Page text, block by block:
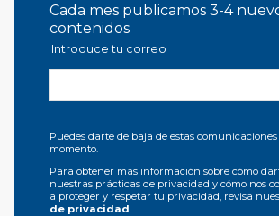
Cada mes publicamos 3-4
contenidos
Introduce tu correo
Puedes darte de baja de estas
momento.
Para obtener más información sobre cómo
nuestras prácticas de privacidad y cómo nos
a proteger y respetar tu privacidad, revisa
de privacidad.